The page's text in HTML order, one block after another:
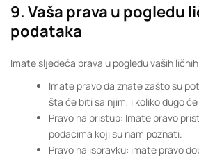
9. Vaša prava u pogledu
podataka
Imate sljedeća prava u pogledu vaših
Imate pravo da znate zašto su
šta će biti sa njim, i koliko dugo
Pravo na pristup: Imate pravo
podacima koji su nam poznati.
Pravo na ispravku: imate pravo